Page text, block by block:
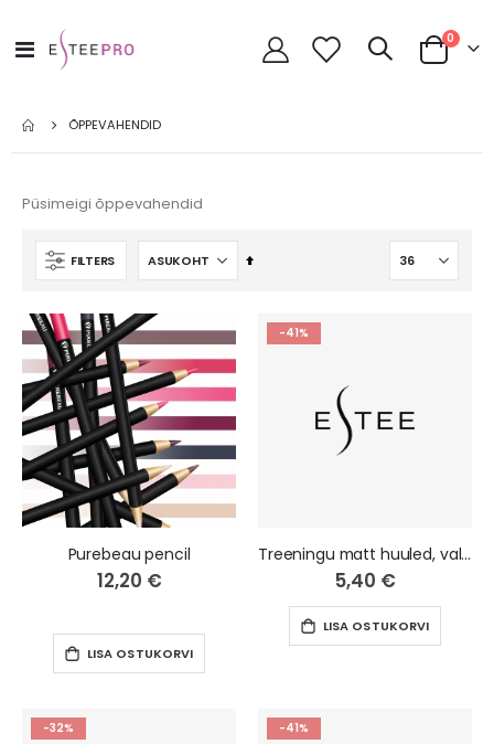
Toggle
Nav
Cart
0
ÕPPEVAHENDID
Püsimeigi õppevahendid
FILTERS
Määra
Purebeau pencil
12,20 €
LISA OSTUKORVI
-41%
Treeningu matt huuled, valge
5,40 €
LISA OSTUKORVI
-32% -41%